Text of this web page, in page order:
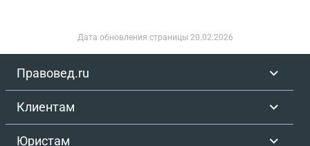
Дата обновления страницы 20.02.2026
Правовед.ru
Клиентам
Юристам